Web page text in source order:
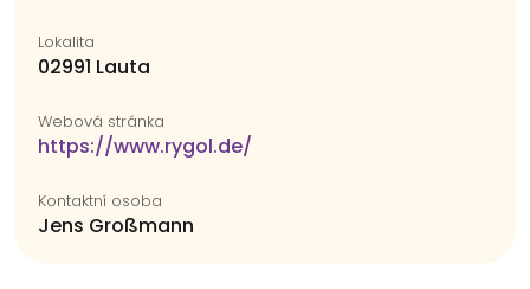
Lokalita
02991 Lauta
Webová stránka
https://www.rygol.de/
Kontaktní osoba
Jens Großmann